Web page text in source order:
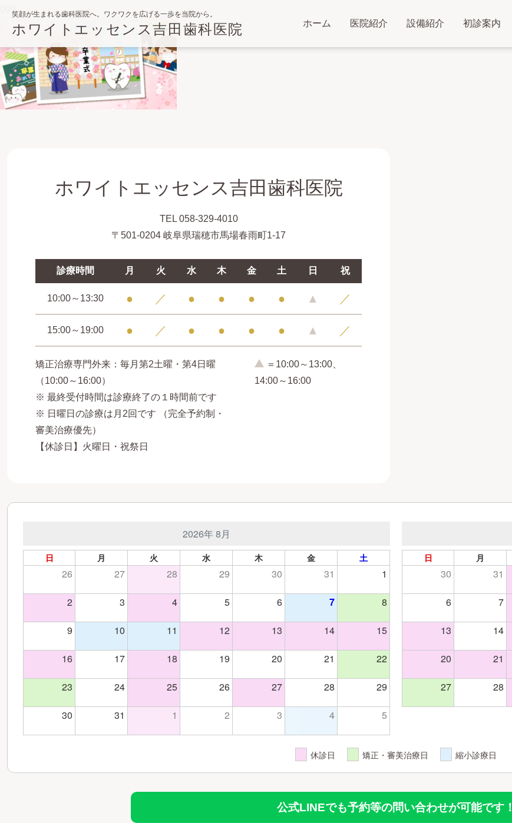
笑顔が生まれる歯科医院へ。ワクワクを広げる一歩を当院から。
ホワイトエッセンス吉田歯科医院 ホーム 医院紹介 設備紹介 初診案内
ホワイトエッセンス吉田歯科医院
TEL 058-329-4010
〒501-0204 岐阜県瑞穂市馬場春雨町1-17
診療時間 月 火 水 木 金 土 日 祝
10:00～13:30 ● ／ ● ● ● ● ▲ ／
15:00～19:00 ● ／ ● ● ● ● ▲ ／
矯正治療専門外来：毎月第2土曜・第4日曜
（10:00～16:00）
※ 最終受付時間は診療終了の１時間前です
※ 日曜日の診療は月2回です （完全予約制・
審美治療優先）
【休診日】火曜日・祝祭日
＝10:00～13:00、
14:00～16:00
2026年 8月
日 月 火 水 木 金 土
26 27 28 29 30 31 1
2 3 4 5 6 7 8
9 10 11 12 13 14 15
16 17 18 19 20 21 22
23 24 25 26 27 28 29
30 31 1 2 3 4 5
日 月
30 31
6 7
13 14
20 21
27 28
休診日 矯正・審美治療日 縮小診療日
公式LINEでも予約等の問い合わせが可能です！